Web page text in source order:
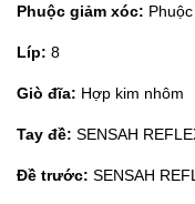
Phuộc giảm xóc:
Líp: 8
Giò đĩa: Hợp kim nhôm
Tay đề: SENSAH
Đề trước: SENSAH